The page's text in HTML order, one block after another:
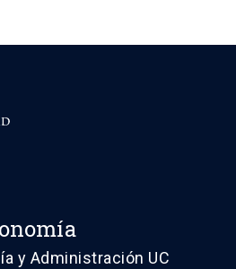
y Administración UC